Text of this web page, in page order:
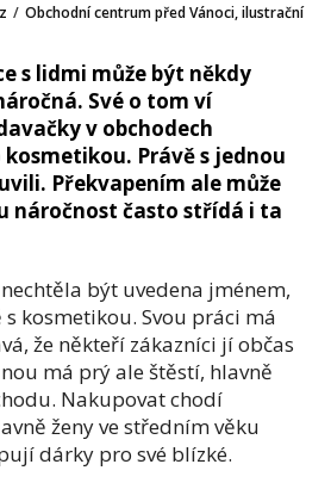
/ Obchodní centrum před Vánoci, ilustrační
s lidmi může být někdy
Své o tom ví
v obchodech
kosmetikou. Právě s jednou
Překvapením ale může
náročnost často střídá i ta
být uvedena jménem,
kosmetikou. Svou práci má
že někteří zákazníci jí občas
má prý ale štěstí, hlavně
Nakupovat chodí
ženy ve středním věku
dárky pro své blízké.